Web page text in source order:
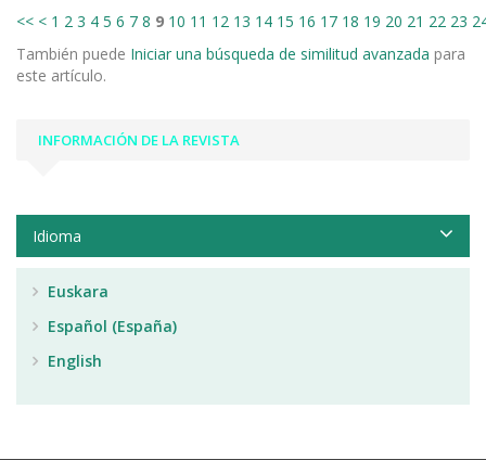
<< < 1 2 3 4 5 6 7 8 9 10 11 12 13 14 15 16 17 18 19 20 21 22 23
También puede Iniciar una búsqueda de similitud avanzada para
este artículo.
INFORMACIÓN DE LA REVISTA
Idioma
Euskara
Español (España)
English